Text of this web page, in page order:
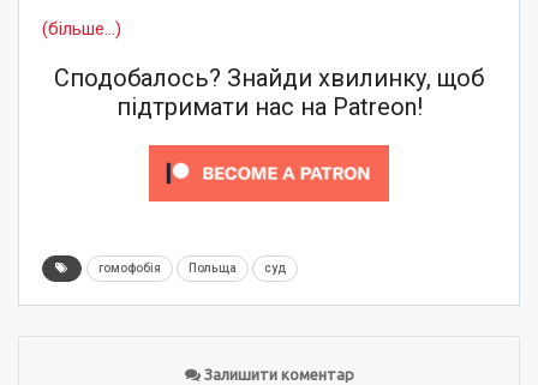
(більше…)
Сподобалось? Знайди хвилинку, щоб
підтримати нас на Patreon!
гомофобія Польща суд
Залишити коментар